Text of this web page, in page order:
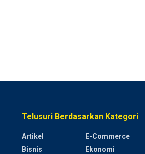
Telusuri Berdasarkan Kategori
Artikel
Bisnis
E-Commerce
Ekonomi